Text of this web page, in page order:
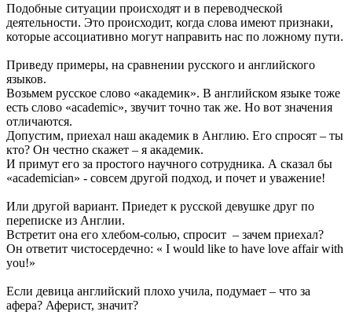
Подобные ситуации происходят и в переводческой
деятельности. Это происходит, когда слова имеют признаки,
которые ассоциативно могут направить нас по ложному пути.
Приведу примеры, на сравнении русского и английского
языков.
Возьмем русское слово «академик». В английском языке тоже
есть слово «academic», звучит точно так же. Но вот значения
отличаются.
Допустим, приехал наш академик в Англию. Его спросят – ты
кто? Он честно скажет – я академик.
И примут его за простого научного сотрудника. А сказал бы
«academician» - совсем другой подход, и почет и уважение!
Или другой вариант. Приедет к русской девушке друг по
переписке из Англии.
Встретит она его хлебом-солью, спросит – зачем приехал?
Он ответит чистосердечно: « I would like to have love affair with
you!»
Если девица английский плохо учила, подумает – что за
афера? Аферист, значит?